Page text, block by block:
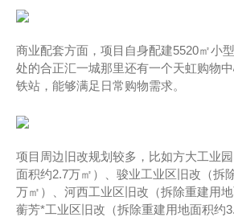
商业配套方面，项目自身配建5520㎡小
处的合正汇一城那里还有一个天虹购物
铁站，能够满足日常购物需求。
项目周边旧改规划较多，比如方大工业
面积约2.7万㎡）、骏业工业区旧改（拆
万㎡）、河西工业区旧改（拆除重建用地
蘅芳*工业区旧改（拆除重建用地面积约